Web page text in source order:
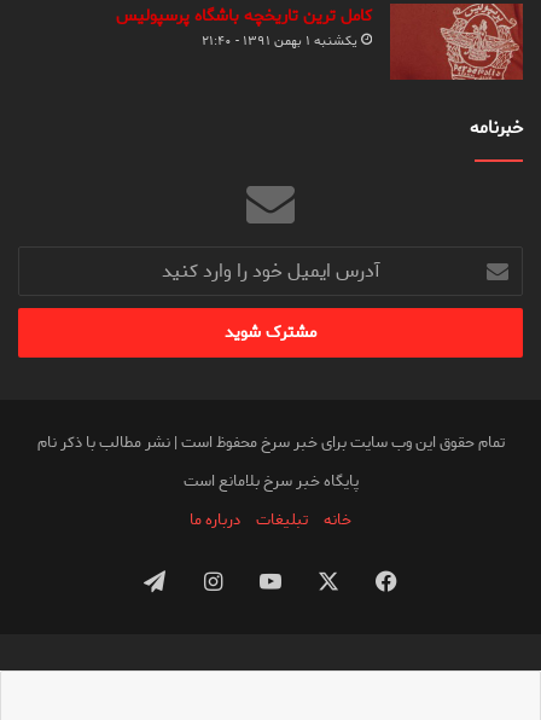
کامل ترین تاریخچه باشگاه پرسپولیس
یکشنبه ۱ بهمن ۱۳۹۱ - ۲۱:۴۰
خبرنامه
آدرس
ایمیل
خود
وارد
تمام حقوق این وب سایت برای خبر سرخ محفوظ است | نشر مطالب با ذکر نام
پایگاه خبر سرخ بلامانع است
خانه
تبلیغات درباره ما
فیس
یوتیوباینستاگرامتلگرام